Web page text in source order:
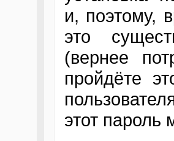
и, поэтому,
это
(вернее
пройдёте
этот пароль